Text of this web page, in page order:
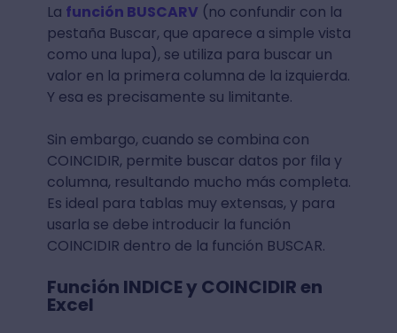
La función BUSCARV (no confundir con la
pestaña Buscar, que aparece a simple vista
como una lupa), se utiliza para buscar un
valor en la primera columna de la izquierda.
Y esa es precisamente su limitante.
Sin embargo, cuando se combina con
COINCIDIR, permite buscar datos por fila y
columna, resultando mucho más completa.
Es ideal para tablas muy extensas, y para
usarla se debe introducir la función
COINCIDIR dentro de la función BUSCAR.
Función INDICE y COINCIDIR en
Excel